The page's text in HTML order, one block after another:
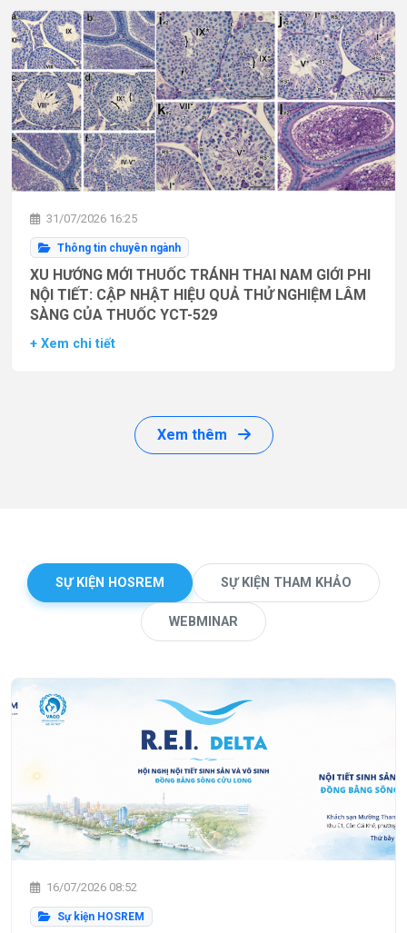
31/07/2026 16:25
Thông tin chuyên ngành
XU HƯỚNG MỚI THUỐC TRÁNH THAI NAM GIỚI PHI
NỘI TIẾT: CẬP NHẬT HIỆU QUẢ THỬ NGHIỆM LÂM
SÀNG CỦA THUỐC YCT-529
+ Xem chi tiết
Xem thêm
SỰ KIỆN HOSREM SỰ KIỆN THAM KHẢO
WEBMINAR
16/07/2026 08:52
Sự kiện HOSREM